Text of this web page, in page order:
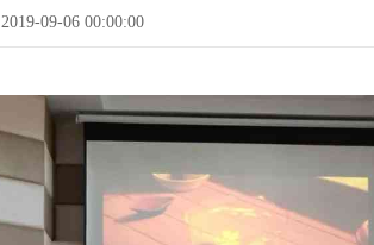
2019-09-06 00:00:00